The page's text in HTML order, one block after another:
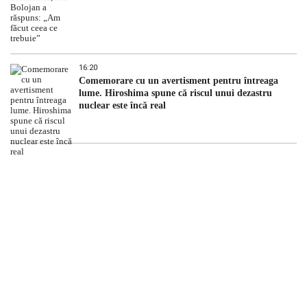
16:20
Comemorare cu un avertisment pentru întreaga
lume. Hiroshima spune că riscul unui dezastru
nuclear este încă real